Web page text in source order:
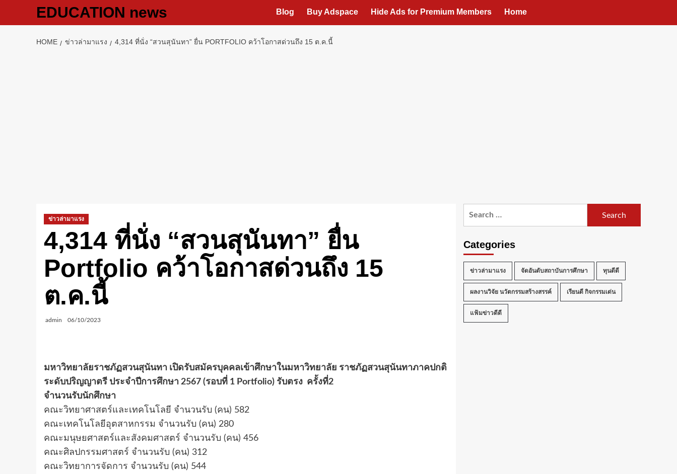
EDUCATION news Blog Buy Adspace Hide Ads for Premium Members Home
HOME ข่าวล่ามาแรง 4,314 ที่นั่ง “สวนสุนันทา” ยื่น PORTFOLIO คว้าโอกาสด่วนถึง 15 ต.ค.นี้
ข่าวล่ามาแรง
4,314 ที่นั่ง “สวนสุนันทา” ยื่น
Portfolio คว้าโอกาสด่วนถึง 15
ต.ค.นี้
admin 06/10/2023
มหาวิทยาลัยราชภัฏสวนสุนันทา เปิดรับสมัครบุคคลเข้าศึกษาในมหาวิทยาลัย ราชภัฏสวนสุนันทาภาคปกติ
ระดับปริญญาตรี ประจำปีการศึกษา 2567 (รอบที่ 1 Portfolio) รับตรง ครั้งที่2
จำนวนรับนักศึกษา
คณะวิทยาศาสตร์และเทคโนโลยี จำนวนรับ (คน) 582
คณะเทคโนโลยีอุตสาหกรรม จำนวนรับ (คน) 280
คณะมนุษยศาสตร์และสังคมศาสตร์ จำนวนรับ (คน) 456
คณะศิลปกรรมศาสตร์ จำนวนรับ (คน) 312
คณะวิทยาการจัดการ จำนวนรับ (คน) 544
Categories
ข่าวล่ามาแรง จัดอันดับสถาบันการศึกษา ทุนดีดี
ผลงานวิจัย นวัตกรรมสร้างสรรค์ เรียนดี กิจกรรมเด่น
แฟ้มข่าวดีดี